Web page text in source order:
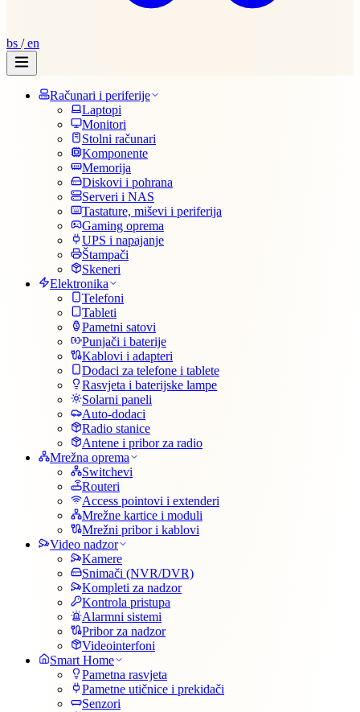
bs /en
Računari i periferije
Laptopi
Monitori
Stolni računari
Komponente
Memorija
Diskovi i pohrana
Serveri i NAS
Tastature, miševi i periferija
Gaming oprema
UPS i napajanje
Štampači
Skeneri
Elektronika
Telefoni
Tableti
Pametni satovi
Punjači i baterije
Kablovi i adapteri
Dodaci za telefone i tablete
Rasvjeta i baterijske lampe
Solarni paneli
Auto-dodaci
Radio stanice
Antene i pribor za radio
Mrežna oprema
Switchevi
Routeri
Access pointovi i extenderi
Mrežne kartice i moduli
Mrežni pribor i kablovi
Video nadzor
Kamere
Snimači (NVR/DVR)
Kompleti za nadzor
Kontrola pristupa
Alarmni sistemi
Pribor za nadzor
Videointerfoni
Smart Home
Pametna rasvjeta
Pametne utičnice i prekidači
Senzori